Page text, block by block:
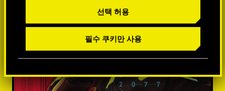
선택 허용
필수 쿠키만 사용